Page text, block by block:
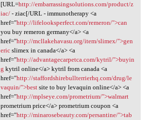
[URL=http://embarrassingsolutions.com/product/z
iac/- ziac[/URL - immunotherapy <a
href="http://lifelooksperfect.com/remeron/">can
you buy remeron germany</a> <a
href="http://mcllakehavasu.org/item/slimex/">gen
ericslimex in canada</a> <a
href="http://advantagecarpetca.com/kytril/">buyin
g kytril online</a> kytril from canada <a
href="http://staffordshirebullterrierhq.com/drug/le
vaquin/">bestsite to buy levaquin online</a> <a
href="http://mplseye.com/prometrium/">walmart
prometrium price</a> prometrium coupon <a
href="http://minarosebeauty.com/persantine/">tab